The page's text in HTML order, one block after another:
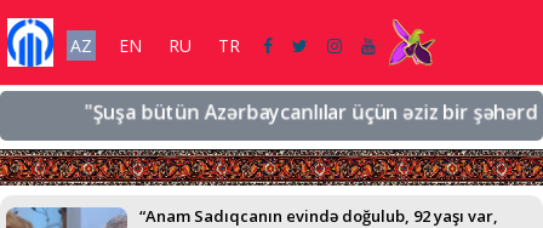
AZ EN RU TR
"Şuşa bütün Azərbaycanlılar üçün əziz bir
“Anam Sadıqcanın evində doğulub, 92 yaşı var,